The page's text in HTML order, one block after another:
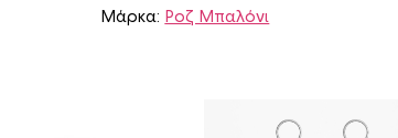
ά
Μάρκα: Ροζ Μπαλόνι